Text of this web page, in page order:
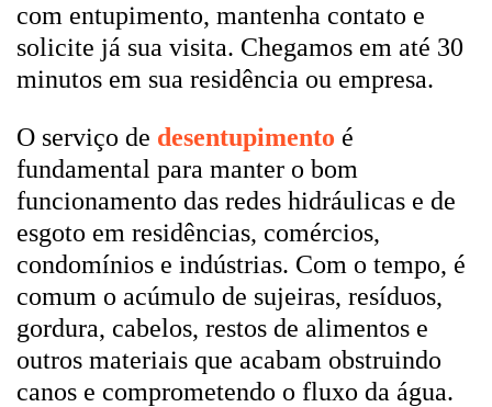
com entupimento, mantenha contato e
solicite já sua visita. Chegamos em até 30
minutos em sua residência ou empresa.
O serviço de desentupimento é
fundamental para manter o bom
funcionamento das redes hidráulicas e de
esgoto em residências, comércios,
condomínios e indústrias. Com o tempo, é
comum o acúmulo de sujeiras, resíduos,
gordura, cabelos, restos de alimentos e
outros materiais que acabam obstruindo
canos e comprometendo o fluxo da água.